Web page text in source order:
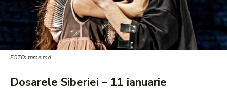
FOTO: tnme.md
Dosarele Siberiei – 11 ianuarie